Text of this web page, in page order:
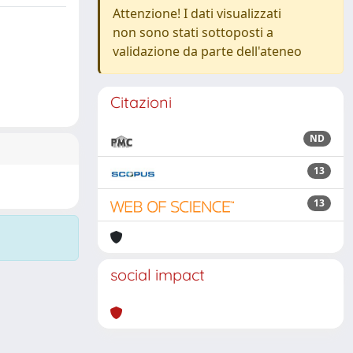
Attenzione! I dati visualizzati
non sono stati sottoposti a
validazione da parte dell'ateneo
Citazioni
ND
13
13
social impact